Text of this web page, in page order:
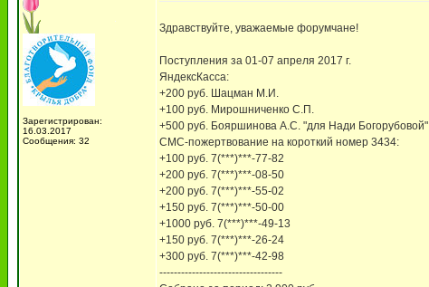
Зарегистрирован:
16.03.2017
Сообщения: 32
Здравствуйте, уважаемые форумчане!
Поступления за 01-07 апреля 2017 г.
ЯндексКасса:
+200 руб. Шацман М.И.
+100 руб. Мирошниченко С.П.
+500 руб. Бояршинова А.С. "для Нади Богорубовой"
СМС-пожертвование на короткий номер 3434:
+100 руб. 7(***)***-77-82
+200 руб. 7(***)***-08-50
+200 руб. 7(***)***-55-02
+150 руб. 7(***)***-50-00
+1000 руб. 7(***)***-49-13
+150 руб. 7(***)***-26-24
+300 руб. 7(***)***-42-98
----------------------------------